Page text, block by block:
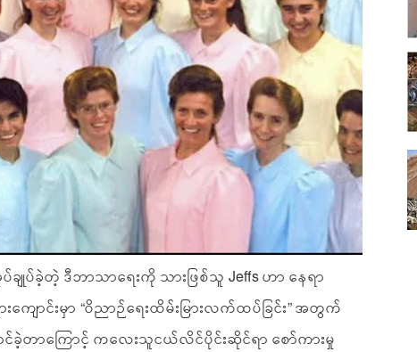
ျုပ်ခဲ့တဲ့ ဒီဘာသာရေးကို သားဖြစ်သူ Jeffs ဟာ နေရာ
ာင်းမှာ “ဝိညာဉ်ရေးထိမ်းမြားလက်ထပ်ခြင်း” အတွက်
တာကြောင့် ကလေးသူငယ်လိင်ပိုင်းဆိုင်ရာ စော်ကားမှု